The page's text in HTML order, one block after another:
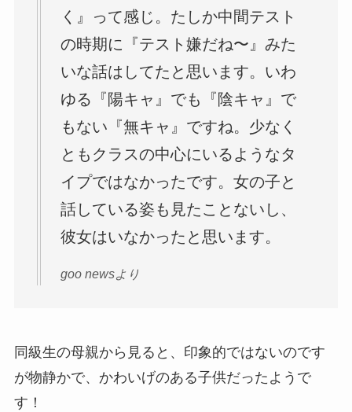
く』って感じ。たしか中間テスト
の時期に『テスト嫌だね〜』みた
いな話はしてたと思います。いわ
ゆる『陽キャ』でも『陰キャ』で
もない『無キャ』ですね。少なく
ともクラスの中心にいるようなタ
イプではなかったです。女の子と
話している姿も見たことないし、
彼女はいなかったと思います。
goo newsより
同級生の母親から見ると、印象的ではないのです
が物静かで、かわいげのある子供だったようで
す！